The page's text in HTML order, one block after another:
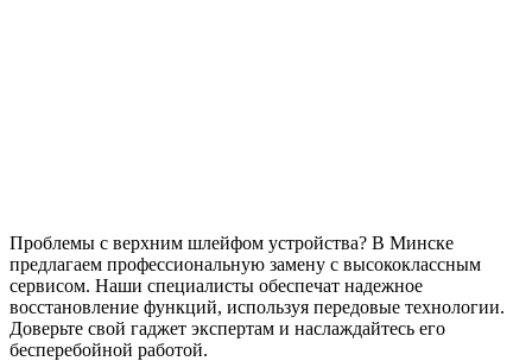
Проблемы с верхним шлейфом устройства? В Минске
предлагаем профессиональную замену с высококлассным
сервисом. Наши специалисты обеспечат надежное
восстановление функций, используя передовые технологии.
Доверьте свой гаджет экспертам и наслаждайтесь его
бесперебойной работой.